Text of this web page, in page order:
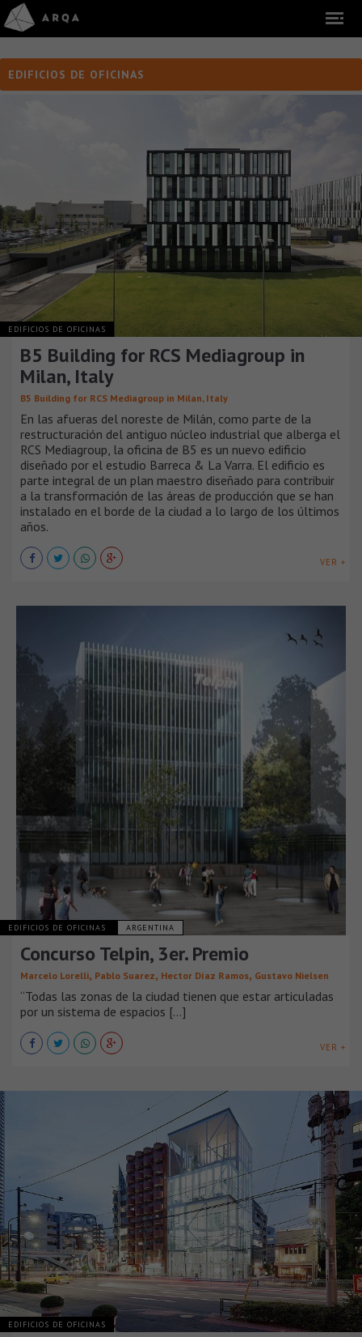
EDIFICIOS DE OFICINAS
EDIFICIOS DE OFICINAS
B5 Building for RCS Mediagroup in
Milan, Italy
B5 Building for RCS Mediagroup in Milan, Italy
En las afueras del noreste de Milán, como parte de la
restructuración del antiguo núcleo industrial que alberga el
RCS Mediagroup, la oficina de B5 es un nuevo edificio
diseñado por el estudio Barreca & La Varra. El edificio es
parte integral de un plan maestro diseñado para contribuir
a la transformación de las áreas de producción que se han
instalado en el borde de la ciudad a lo largo de los últimos
años.
VER +
EDIFICIOS DE OFICINAS ARGENTINA
Concurso Telpin, 3er. Premio
Marcelo Lorelli, Pablo Suarez, Hector Díaz Ramos, Gustavo Nielsen
“Todas las zonas de la ciudad tienen que estar articuladas
por un sistema de espacios [...]
VER +
EDIFICIOS DE OFICINAS